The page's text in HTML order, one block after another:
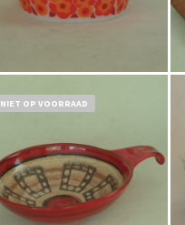
€14,50
NIET OP VOORRAAD